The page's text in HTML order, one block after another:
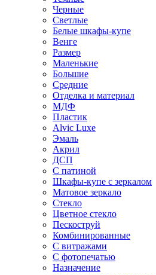
Черные
Светлые
Белые шкафы-купе
Венге
Размер
Маленькие
Большие
Средние
Отделка и материал
МДФ
Пластик
Alvic Luxe
Эмаль
Акрил
ДСП
С патиной
Шкафы-купе с зеркалом
Матовое зеркало
Стекло
Цветное стекло
Пескоструй
Комбинированные
С витражами
С фотопечатью
Назначение